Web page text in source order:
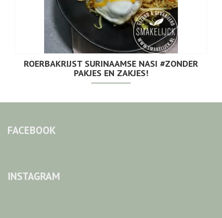
ROERBAKRIJST SURINAAMSE NASI #ZONDER
PAKJES EN ZAKJES!
FACEBOOK
INSTAGRAM